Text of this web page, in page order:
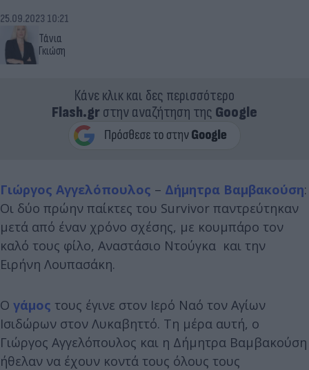
Τάνια
Γκιώση
25.09.2023 10:21
Κάνε κλικ και δες περισσότερο
Flash.grστην αναζήτηση της Google
Γιώργος Αγγελόπουλος – Δήμητρα Βαμβακούση:
Οι δύο πρώην παίκτες του Survivor παντρεύτηκαν
μετά από έναν χρόνο σχέσης, με κουμπάρο τον
καλό τους φίλο, Αναστάσιο Ντούγκα και την
Ειρήνη Λουπασάκη.
Ο γάμος τους έγινε στον Ιερό Ναό τον Αγίων
Ισιδώρων στον Λυκαβηττό. Τη μέρα αυτή, ο
Γιώργος Αγγελόπουλος και η Δήμητρα Βαμβακούση
ήθελαν να έχουν κοντά τους όλους τους